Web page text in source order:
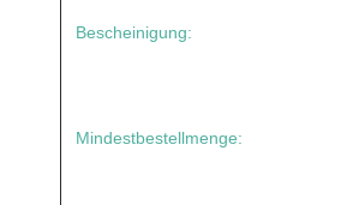
Bescheinigung:
Mindestbestellmenge: